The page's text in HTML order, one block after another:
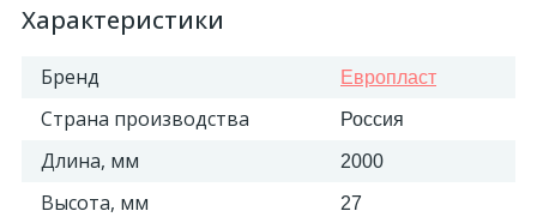
Характеристики
Бренд Европласт
Страна производства Россия
Длина, мм 2000
Высота, мм 27